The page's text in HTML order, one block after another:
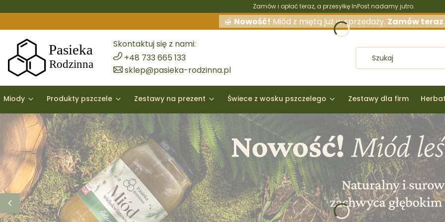
Zamów i opłać teraz, a przesyłkę InPost nadamy jutro.
🍯 Nowość! Miód z miętą już w sprzedaży. Zamów teraz
Skontaktuj się z nami:
+48 733 665 133
sklep@pasieka-rodzinna.pl
Miody Produkty pszczele Zestawy na prezent Świece z wosku pszczelego Zestawy dla firm